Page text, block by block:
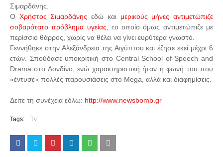
Σιμαρδάνης.
Ο Χρήστος Σιμαρδάνης εδώ καιμερικούς μήνες αντιμετώπιζε
σοβαρότατο πρόβλημα υγείας , το οποίο όμως αντιμετώπιζε με
περίσσιο θάρρος, χωρίς να θέλει να γίνει ευρύτερα γνωστό.
Γεννήθηκε στην Αλεξάνδρεια της Αιγύπτου και έζησε εκεί μέχρι 6
ετών. Σπούδασε υποκριτική στο Central School of Speech and
Drama στο Λονδίνο, ενώ χαρακτηριστική ήταν η φωνή του που
«έντυσε» πολλές παρουσιάσεις στο Mega, αλλά και διαφημίσεις.
Δείτε τη συνέχεια εδλω: http://www.newsbomb.gr
Tags: Tv